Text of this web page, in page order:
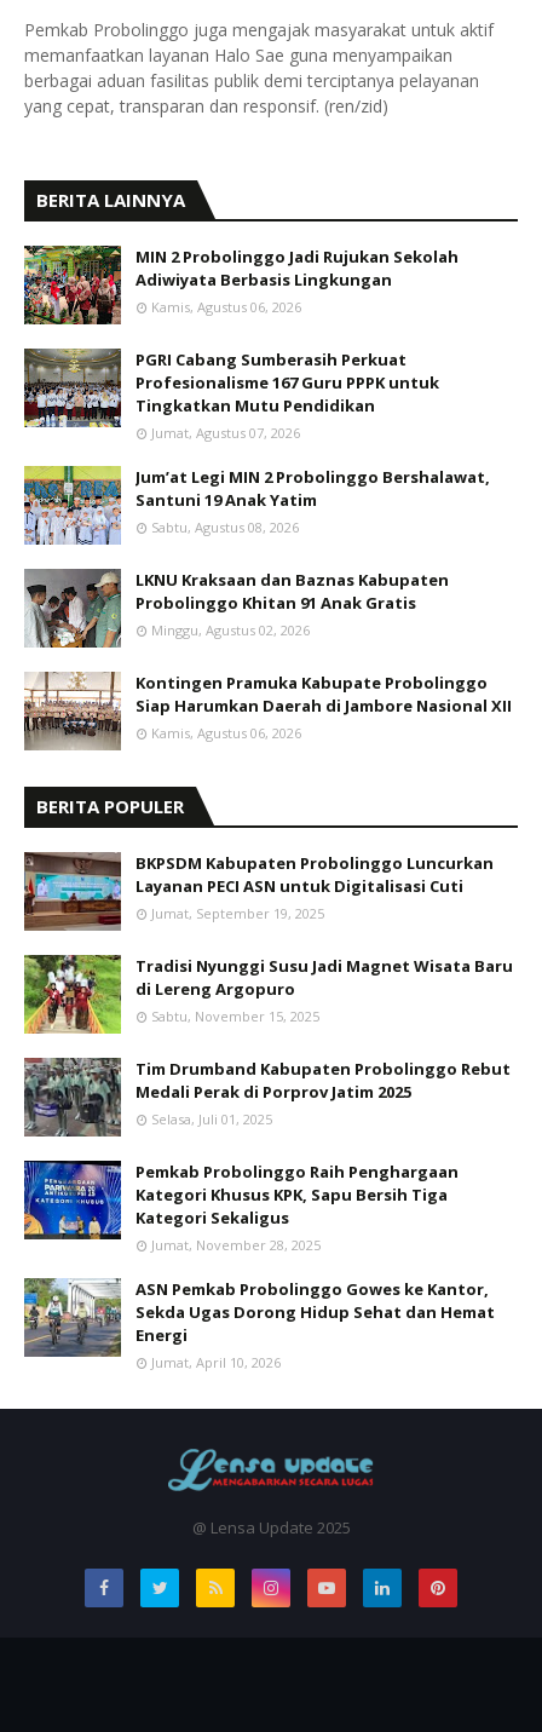
Pemkab Probolinggo juga mengajak masyarakat untuk aktif
memanfaatkan layanan Halo Sae guna menyampaikan
berbagai aduan fasilitas publik demi terciptanya pelayanan
yang cepat, transparan dan responsif. (ren/zid)
BERITA LAINNYA
MIN 2 Probolinggo Jadi Rujukan Sekolah
Adiwiyata Berbasis Lingkungan
Kamis, Agustus 06, 2026
PGRI Cabang Sumberasih Perkuat
Profesionalisme 167 Guru PPPK untuk
Tingkatkan Mutu Pendidikan
Jumat, Agustus 07, 2026
Jum’at Legi MIN 2 Probolinggo Bershalawat,
Santuni 19 Anak Yatim
Sabtu, Agustus 08, 2026
LKNU Kraksaan dan Baznas Kabupaten
Probolinggo Khitan 91 Anak Gratis
Minggu, Agustus 02, 2026
Kontingen Pramuka Kabupate Probolinggo
Siap Harumkan Daerah di Jambore Nasional XII
Kamis, Agustus 06, 2026
BERITA POPULER
BKPSDM Kabupaten Probolinggo Luncurkan
Layanan PECI ASN untuk Digitalisasi Cuti
Jumat, September 19, 2025
Tradisi Nyunggi Susu Jadi Magnet Wisata Baru
di Lereng Argopuro
Sabtu, November 15, 2025
Tim Drumband Kabupaten Probolinggo Rebut
Medali Perak di Porprov Jatim 2025
Selasa, Juli 01, 2025
Pemkab Probolinggo Raih Penghargaan
Kategori Khusus KPK, Sapu Bersih Tiga
Kategori Sekaligus
Jumat, November 28, 2025
ASN Pemkab Probolinggo Gowes ke Kantor,
Sekda Ugas Dorong Hidup Sehat dan Hemat
Energi
Jumat, April 10, 2026
@ Lensa Update 2025